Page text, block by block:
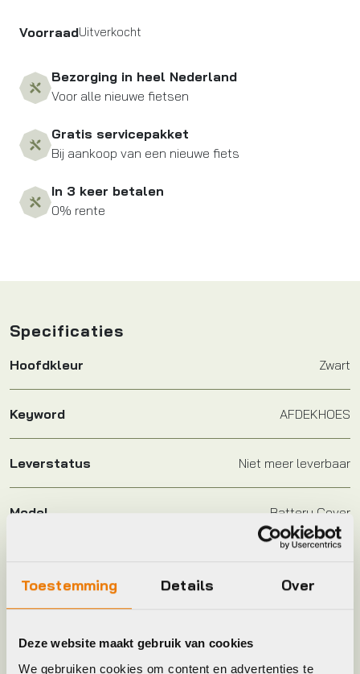
Toestemming Details Over
Deze website maakt gebruik van cookies
We gebruiken cookies om content en advertenties te
VoorraadUitverkocht
Bezorging in heel Nederland
Voor alle nieuwe fietsen
Gratis servicepakket
Bij aankoop van een nieuwe fiets
In 3 keer betalen
0% rente
Specificaties
Hoofdkleur Zwart
Keyword AFDEKHOES
Leverstatus Niet meer leverbaar
Model Battery Cover
Kleur